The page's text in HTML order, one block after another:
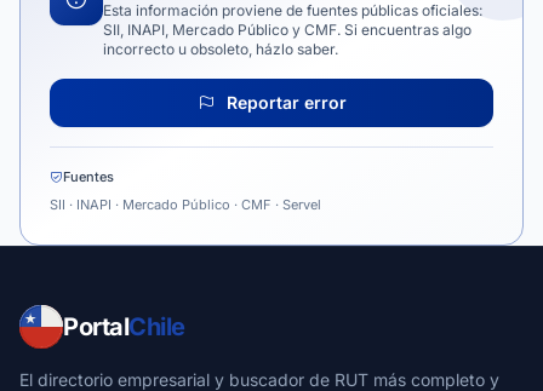
Esta información proviene de fuentes públicas oficiales:
SII, INAPI, Mercado Público y CMF. Si encuentras algo
incorrecto u obsoleto, házlo saber.
Reportar error
Fuentes
SII · INAPI · Mercado Público · CMF · Servel
PortalChile
El directorio empresarial y buscador de RUT más completo y